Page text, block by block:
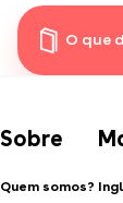
O que
Sobre
Quem somos?